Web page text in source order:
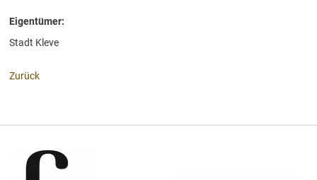
Eigentümer:
Stadt Kleve
Zurück